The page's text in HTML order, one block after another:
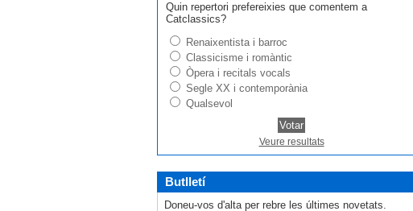
Quin repertori prefereixies que comentem a
Catclassics?
Renaixentista i barroc
Classicisme i romàntic
Òpera i recitals vocals
Segle XX i contemporània
Qualsevol
Veure resultats
Butlletí
Doneu-vos d'alta per rebre les últimes novetats.